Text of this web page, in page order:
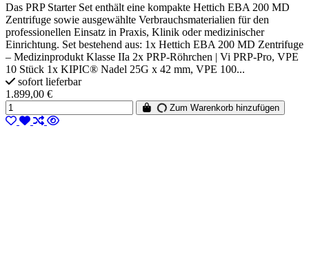
Das PRP Starter Set enthält eine kompakte Hettich EBA 200 MD
Zentrifuge sowie ausgewählte Verbrauchsmaterialien für den
professionellen Einsatz in Praxis, Klinik oder medizinischer
Einrichtung. Set bestehend aus: 1x Hettich EBA 200 MD Zentrifuge
– Medizinprodukt Klasse IIa 2x PRP-Röhrchen | Vi PRP-Pro, VPE
10 Stück 1x KIPIC® Nadel 25G x 42 mm, VPE 100...
sofort lieferbar
1.899,00 €
Zum Warenkorb hinzufügen